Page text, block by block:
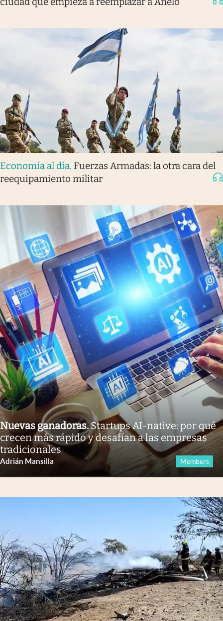
Economía al día. Fuerzas Armadas: la otra cara del
reequipamiento militar
Nuevas ganadoras.Startups AI-native: por qué
crecen más rápido y desafían a las empresas
tradicionales
Adrián Mansilla Members